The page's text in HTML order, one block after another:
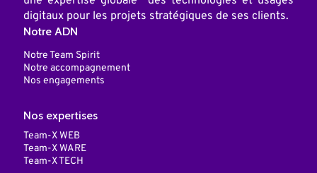
digitaux pour les projets stratégiques de ses clients.
Notre ADN
Notre Team Spirit
Notre accompagnement
Nos engagements
Nos expertises
Team-X WEB
Team-X WARE
Team-X TECH